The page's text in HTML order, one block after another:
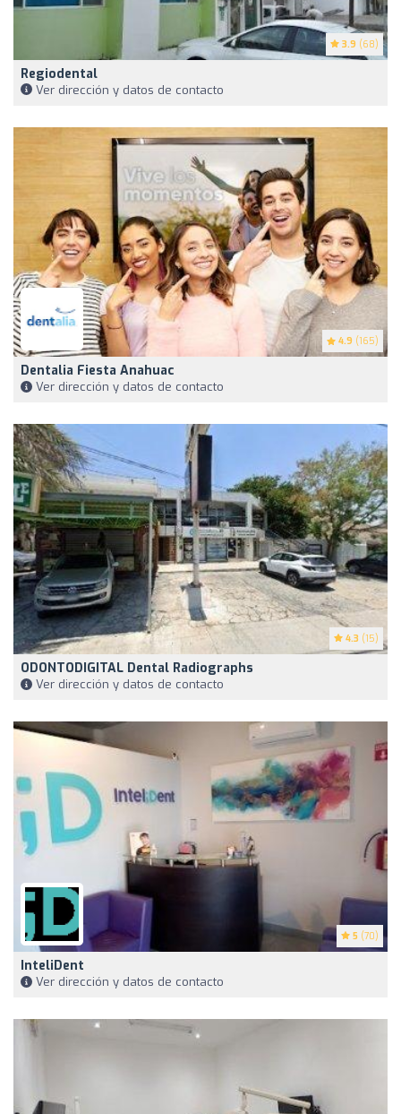
3.9 (68)
Regiodental
Ver dirección y datos de contacto
4.9 (165)
Dentalia Fiesta Anahuac
Ver dirección y datos de contacto
4.3 (15)
ODONTODIGITAL Dental Radiographs
Ver dirección y datos de contacto
5 (70)
InteliDent
Ver dirección y datos de contacto